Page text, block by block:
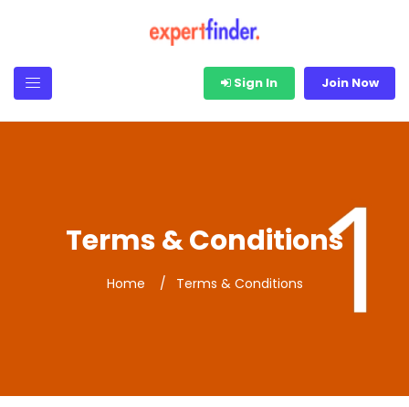
Sign In Join Now
Terms & Conditions
Home Terms & Conditions